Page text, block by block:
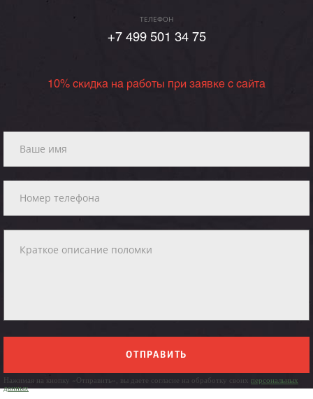
ТЕЛЕФОН
+7 499 501 34 75
10% скидка на работы при заявке с сайта
ОТПРАВИТЬ
Нажимая на кнопку «Отправить», вы даете согласие на обработку своих персональных
данных